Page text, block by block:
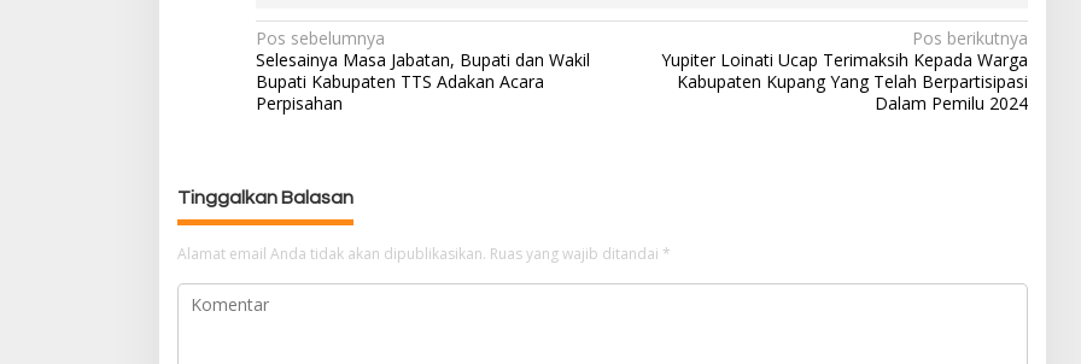
N
a
v
s
i
p
o
s
Pos sebelumnya
Selesainya Masa Jabatan, Bupati dan Wakil
Bupati Kabupaten TTS Adakan Acara
Perpisahan
Pos berikutnya
Yupiter Loinati Ucap Terimaksih Kepada Warga
Kabupaten Kupang Yang Telah Berpartisipasi
Dalam Pemilu 2024
Tinggalkan Balasan
Alamat email Anda tidak akan dipublikasikan. Ruas yang wajib ditandai *